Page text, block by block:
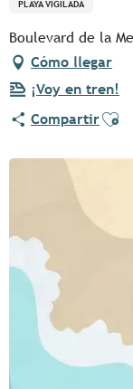
PLAYA VIGILADA
Boulevard de la
Cómo llegar
¡Voy en tren!
Compartir